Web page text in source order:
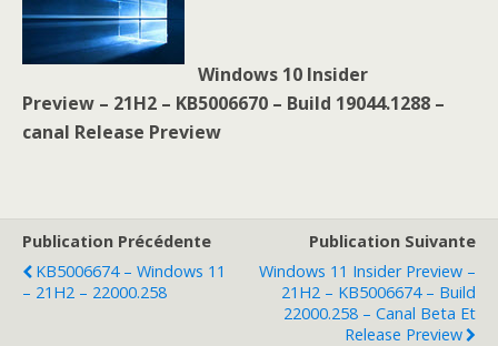
Windows 10 Insider
Preview – 21H2 – KB5006670 – Build 19044.1288 –
canal Release Preview
Publication Précédente
KB5006674 – Windows 11
– 21H2 – 22000.258
Publication Suivante
Windows 11 Insider Preview –
21H2 – KB5006674 – Build
22000.258 – Canal Beta Et
Release Preview